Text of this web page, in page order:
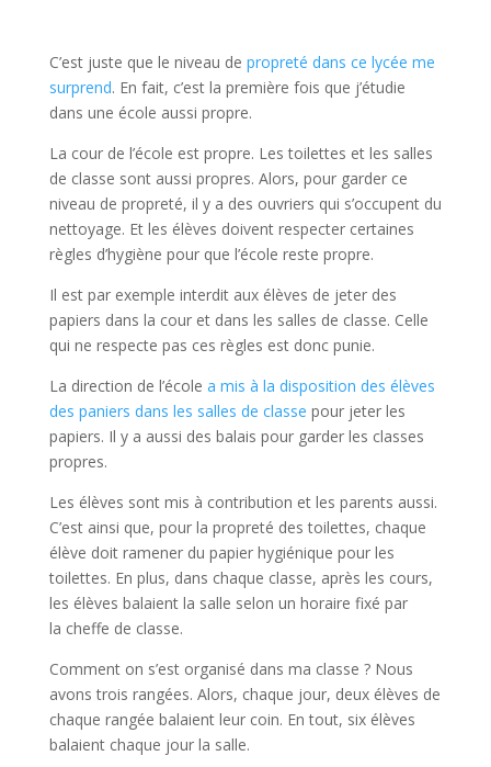
C’est juste que le niveau de propreté dans ce lycée me
surprend. En fait, c’est la première fois que j’étudie
dans une école aussi propre.
La cour de l’école est propre. Les toilettes et les salles
de classe sont aussi propres. Alors, pour garder ce
niveau de propreté, il y a des ouvriers qui s’occupent du
nettoyage. Et les élèves doivent respecter certaines
règles d’hygiène pour que l’école reste propre.
Il est par exemple interdit aux élèves de jeter des
papiers dans la cour et dans les salles de classe. Celle
qui ne respecte pas ces règles est donc punie.
La direction de l’école a mis à la disposition des élèves
des paniers dans les salles de classe pour jeter les
papiers. Il y a aussi des balais pour garder les classes
propres.
Les élèves sont mis à contribution et les parents aussi.
C’est ainsi que, pour la propreté des toilettes, chaque
élève doit ramener du papier hygiénique pour les
toilettes. En plus, dans chaque classe, après les cours,
les élèves balaient la salle selon un horaire fixé par
la cheffe de classe.
Comment on s’est organisé dans ma classe ? Nous
avons trois rangées. Alors, chaque jour, deux élèves de
chaque rangée balaient leur coin. En tout, six élèves
balaient chaque jour la salle.